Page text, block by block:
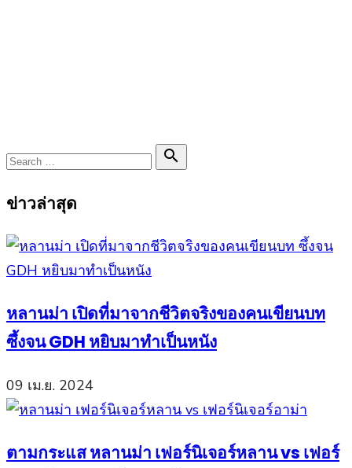
Search

Search
ข่าวล่าสุด
หลานม่า เปิดที่มาจากชีวิตจริงของคนเขียนบท
ซึ้งจน GDH หยิบมาทำเป็นหนัง
09 เม.ย. 2024
ตามกระแส หลานม่า เฟอร์นิเจอร์หลาน vs เฟอร์